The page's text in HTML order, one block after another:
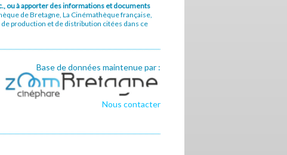
ou à apporter des informations et documents
de Bretagne, La Cinémathèque française,
production et de distribution citées dans ce
Base de données maintenue par :
Nous contacter